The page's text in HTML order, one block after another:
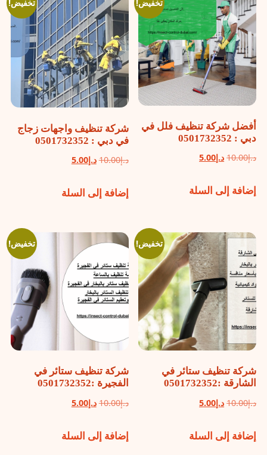
تخفيض!
أفضل شركة تنظيف فلل في
دبي : 0501732352
د.إ10.00 السعر
هو:
د.إ5.00السعر
هو:
إضافة إلى السلة
تخفيض!
شركة تنظيف واجهات زجاج
في دبي : 0501732352
د.إ10.00السعر
هو:
د.إ5.00السعر
هو:
إضافة إلى السلة
تخفيض!
شركة تنظيف ستائر في
الشارقة :0501732352
د.إ10.00 السعر
هو:
د.إ5.00السعر
هو:
إضافة إلى السلة
تخفيض!
شركة تنظيف ستائر في
الفجيرة :0501732352
د.إ10.00السعر
هو:
د.إ5.00
هو:
إضافة إلى السلة